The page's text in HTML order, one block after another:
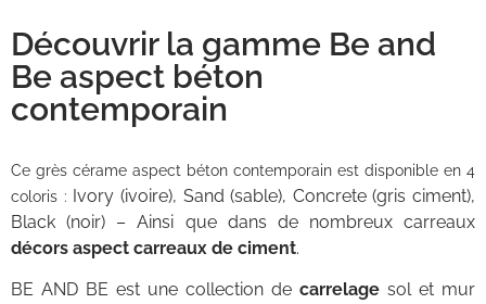
Découvrir la gamme Be and
Be aspect béton
contemporain
Ce grès cérame aspect béton contemporain est disponible en 4
coloris : Ivory (ivoire), Sand (sable), Concrete (gris ciment),
Black (noir) – Ainsi que dans de nombreux carreaux
décors aspect carreaux de ciment.
BE AND BE est une collection de carrelage sol et mur